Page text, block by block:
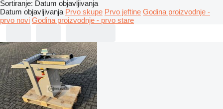
Sortiranje: Datum objavljivanja
Datum objavljivanja Prvo skupe Prvo jeftine Godina proizvodnje -
prvo novi Godina proizvodnje - prvo stare